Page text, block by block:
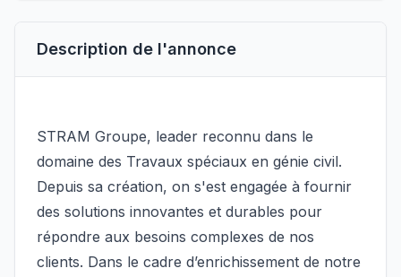
Description de l'annonce
STRAM Groupe, leader reconnu dans le
domaine des Travaux spéciaux en génie civil.
Depuis sa création, on s'est engagée à fournir
des solutions innovantes et durables pour
répondre aux besoins complexes de nos
clients. Dans le cadre d’enrichissement de notre